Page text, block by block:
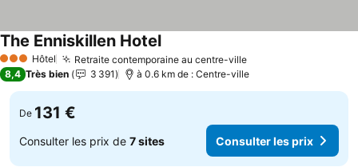
3 ÉtoilesHôtel Retraite contemporaine au centre-villeConsulter les prix
The Enniskillen HotelConsulter les prix
8,4 Très bien 3 391 à 0.6 km de : Centre-ville
De 131 €
Consulter les prix de 7 sites Consulter les prix